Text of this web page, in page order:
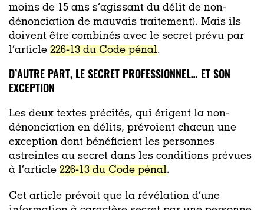
moins de 15 ans s’agissant du délit de non-
dénonciation de mauvais traitement). Mais ils
doivent être combinés avec le secret prévu par
l’article 226-13 du Code pénal.
D’AUTRE PART, LE SECRET PROFESSIONNEL… ET SON
EXCEPTION
Les deux textes précités, qui érigent la non-
dénonciation en délits, prévoient chacun une
exception dont bénéficient les personnes
astreintes au secret dans les conditions prévues
à l’article 226-13 du Code pénal.
Cet article prévoit que la révélation d’une